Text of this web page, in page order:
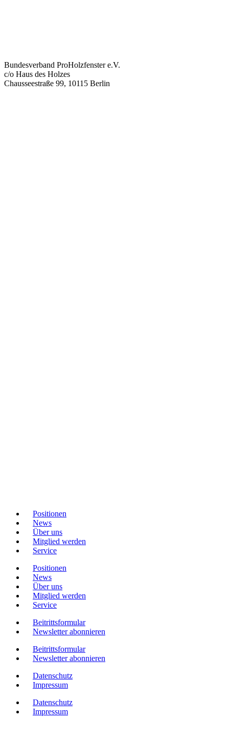
Bundesverband ProHolzfenster e.V.
c/o Haus des Holzes
Chausseestraße 99, 10115 Berlin
Positionen
News
Über uns
Mitglied werden
Service
Positionen
News
Über uns
Mitglied werden
Service
Beitrittsformular
Newsletter abonnieren
Beitrittsformular
Newsletter abonnieren
Datenschutz
Impressum
Datenschutz
Impressum